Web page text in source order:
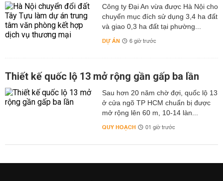
Công ty Đại An vừa được Hà Nội cho
chuyển mục đích sử dụng 3,4 ha đất
và giao 0,3 ha đất tại phường...
DỰ ÁN 6 giờ trước
Thiết kế quốc lộ 13 mở rộng gần gấp ba lần
Sau hơn 20 năm chờ đợi, quốc lộ 13
ở cửa ngõ TP HCM chuẩn bị được
mở rộng lên 60 m, 10-14 làn...
QUY HOẠCH 01 giờ trước